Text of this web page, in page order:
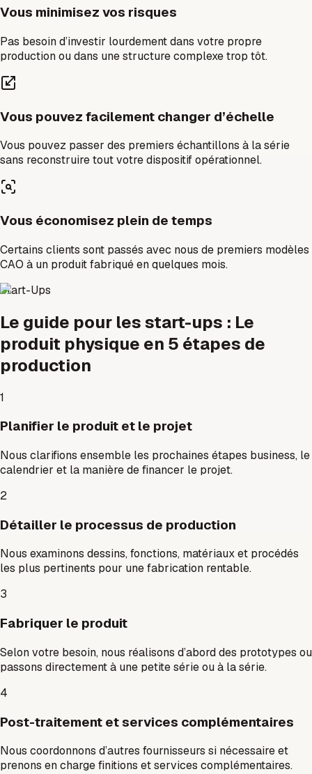
Vous minimisez vos risques
Pas besoin d’investir lourdement dans votre propre
production ou dans une structure complexe trop tôt.
Vous pouvez facilement changer d’échelle
Vous pouvez passer des premiers échantillons à la série
sans reconstruire tout votre dispositif opérationnel.
Vous économisez plein de temps
Certains clients sont passés avec nous de premiers modèles
CAO à un produit fabriqué en quelques mois.
Start-Ups
Le guide pour les start-ups : Le
produit physique en 5 étapes de
production
1
Planifier le produit et le projet
Nous clarifions ensemble les prochaines étapes business, le
calendrier et la manière de financer le projet.
2
Détailler le processus de production
Nous examinons dessins, fonctions, matériaux et procédés
les plus pertinents pour une fabrication rentable.
3
Fabriquer le produit
Selon votre besoin, nous réalisons d’abord des prototypes ou
passons directement à une petite série ou à la série.
4
Post-traitement et services complémentaires
Nous coordonnons d’autres fournisseurs si nécessaire et
prenons en charge finitions et services complémentaires.